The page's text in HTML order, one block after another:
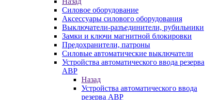
Силовое оборудование
Аксессуары силового оборудования
Выключатели-разъединители, рубильники
Замки и ключи магнитной блокировки
Предохранители, патроны
Силовые автоматические выключатели
Устройства автоматического ввода резерва
АВР
Назад
Устройства автоматического ввода
резерва АВР